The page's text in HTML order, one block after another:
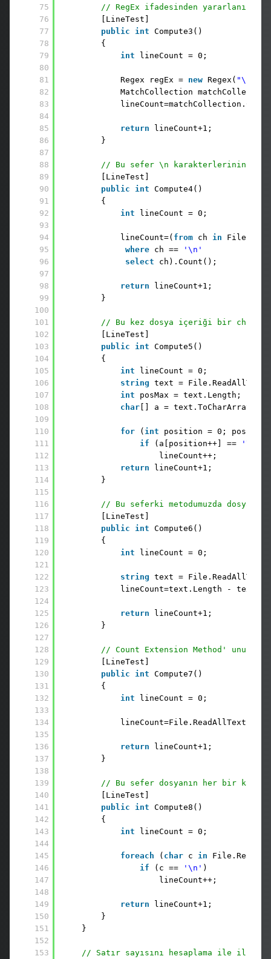
75
76
77
78
79
80
81
82
83
84
85
86
87
88
89
90
91
92
93
94
95
96
97
98
99
100
101
102
103
104
105
106
107
108
109
110
111
112
113
114
115
116
117
118
119
120
121
122
123
124
125
126
127
128
129
130
131
132
133
134
135
136
137
138
139
140
141
142
143
144
145
146
147
148
149
150
151
152
153
// RegEx ifadesinden
[LineTest]
public
int Compute3()
{
int
lineCount = 0;
Regex regEx = new Regex( "\n"
MatchCollection
return
lineCount+1;
}
// Bu sefer \n karakterlerinin
[LineTest]
public
int Compute4()
{
int
lineCount = 0;
lineCount=( from ch in
where ch ==
'\n'
select
ch).Count();
return
lineCount+1;
}
// Bu kez dosya içeriği bir char
[LineTest]
public
int Compute5()
{
int
lineCount = 0;
string text =
int
posMax = text.Length;
char [] a = text.ToCharArray();
for ( int
position = 0;
if
(a[position++] == '\n'
lineCount++;
return
lineCount+1;
}
// Bu seferki metodumuzda
[LineTest]
public
int Compute6()
{
int
lineCount = 0;
string text =
lineCount=text.Length -
return
lineCount+1;
}
// Count Extension Method' unun
[LineTest]
public
int Compute7()
{
int
lineCount = 0;
return
lineCount+1;
}
// Bu sefer dosyanın her bir
[LineTest]
public
int Compute8()
{
int
lineCount = 0;
foreach ( char c in
if
(c == '\n' )
lineCount++;
return
lineCount+1;
}
}
// Satır sayısını hesaplama ile